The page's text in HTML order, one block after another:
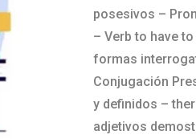
posesivos –
– Verb to have
formas
Conjugación
y definidos –
adjetivos